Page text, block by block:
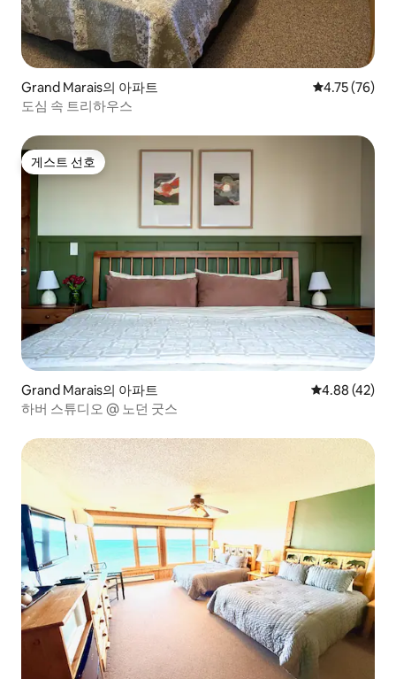
Grand Marais의 아파트 평점 4.75점
4.75 (76)
도심 속 트리하우스
게스트 선호
게스트 선호
Grand Marais의 아파트 평점 4.88점(5
4.88 (42)
하버 스튜디오 @ 노던 굿스